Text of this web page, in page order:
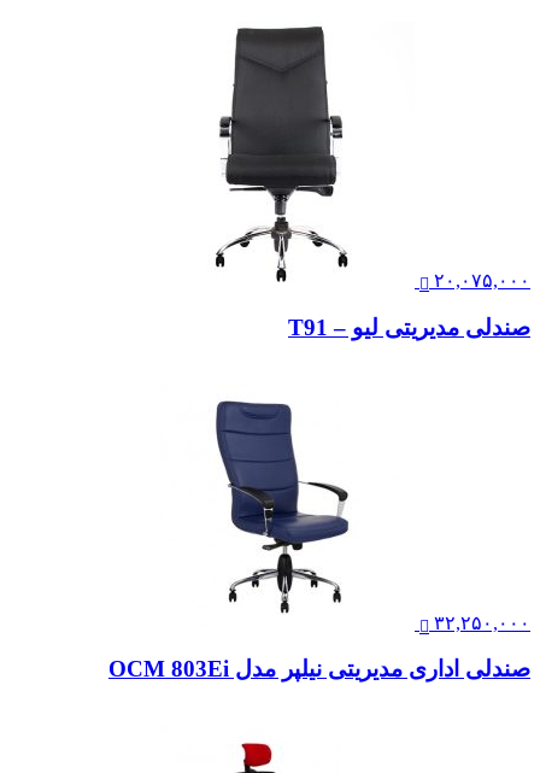
۲۰,۰۷۵,۰۰۰
صندلی مدیریتی لیو – T91
۳۲,۲۵۰,۰۰۰
صندلی اداری مدیریتی نیلپر مدل OCM 803Ei